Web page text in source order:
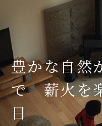
豊かな自然
で 薪火を
日